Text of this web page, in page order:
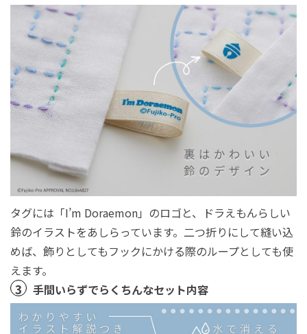
タグには「I’m Doraemon」のロゴと、ドラえもんらしい
鈴のイラストをあしらっています。二つ折りにして縫い込
めば、飾りとしてもフックにかける際のループとしても使
えます。
3 手間いらずでらくちんなセット内容